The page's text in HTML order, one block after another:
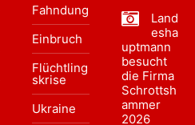
Fahndung
Einbruch
Flüchtling
skrise
Ukraine
Land
esha
uptmann
besucht
die Firma
Schrottsh
ammer
2026